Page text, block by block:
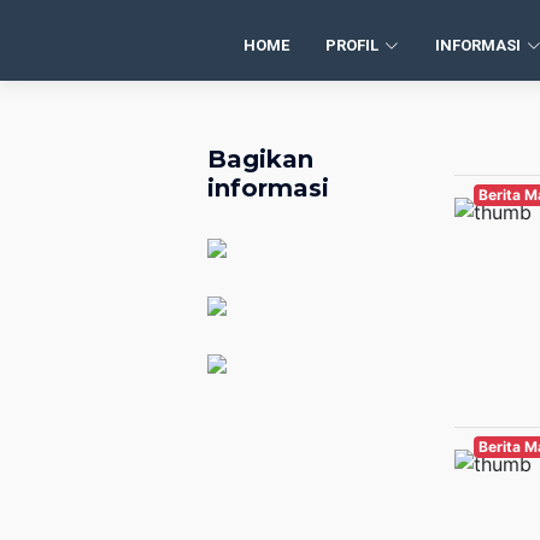
HOME PROFIL INFORMASI
Bagikan
informasi
Berita
Berita